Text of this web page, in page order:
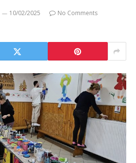
10/02/2025
No Comments